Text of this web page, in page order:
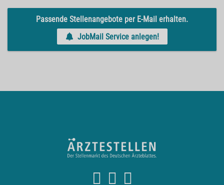
Passende Stellenangebote per E-Mail erhalten.
JobMail Service anlegen!